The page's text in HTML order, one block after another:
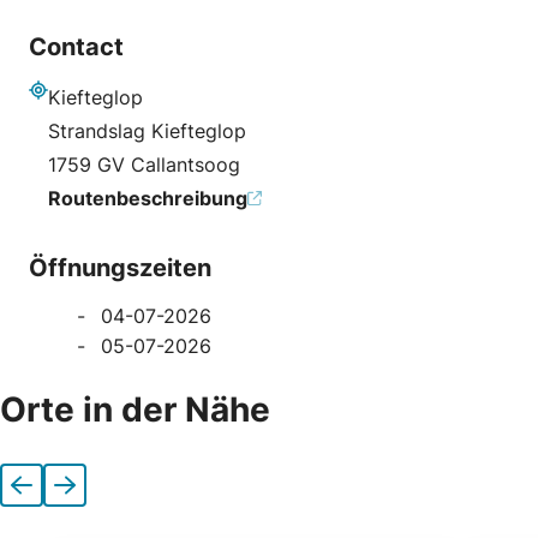
Contact
Kiefteglop
Strandslag Kiefteglop
1759 GV Callantsoog
Routenbeschreibung
Öffnungszeiten
04-07-2026
05-07-2026
Orte in der Nähe
VorherigeNächste